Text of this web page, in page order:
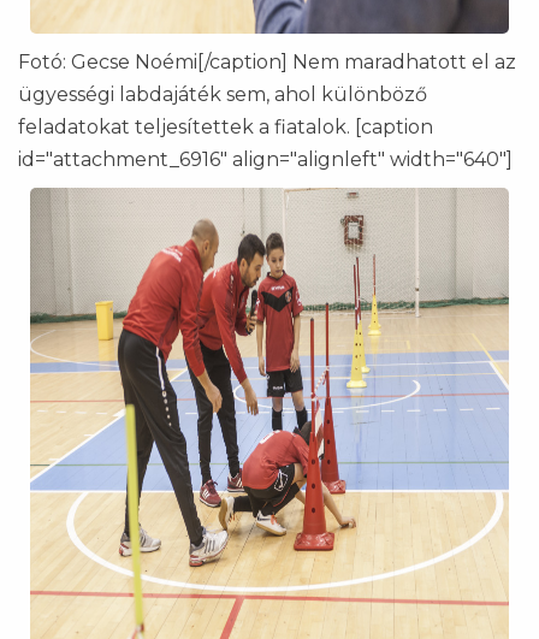
Fotó: Gecse Noémi[/caption] Nem maradhatott el az
ügyességi labdajáték sem, ahol különböző
feladatokat teljesítettek a fiatalok. [caption
id="attachment_6916" align="alignleft" width="640"]